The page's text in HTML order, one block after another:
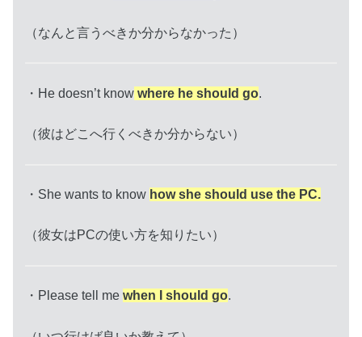
（なんと言うべきか分からなかった）
・He doesn’t know where he should go.
（彼はどこへ行くべきか分からない）
・She wants to know how she should use the PC.
（彼女はPCの使い方を知りたい）
・Please tell me when I should go.